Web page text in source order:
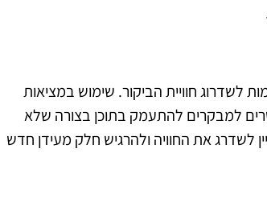
לשדרוג חוויית הביקור. שימוש במציאות
למבקרים להתעמק בתוכן בצורה שלא
לשדרג את החוויה ולהרגיש חלק מעידן חדש